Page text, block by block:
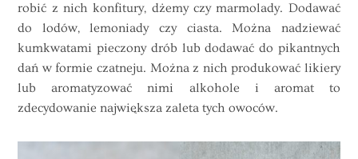
robić z nich konfitury, dżemy czy marmolady. Dodawać
do lodów, lemoniady czy ciasta. Można nadziewać
kumkwatami pieczony drób lub dodawać do pikantnych
dań w formie czatneju. Można z nich produkować likiery
lub aromatyzować nimi alkohole i aromat to
zdecydowanie największa zaleta tych owoców.